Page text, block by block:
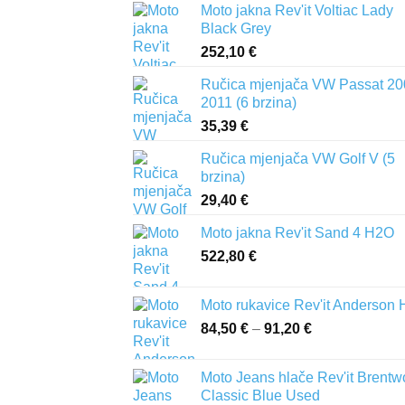
Moto jakna Rev'it Voltiac Lady
Black Grey
252,10 €
Ručica mjenjača VW Passat
2011 (6 brzina)
35,39 €
Ručica mjenjača VW Golf V (5
brzina)
29,40 €
Moto jakna Rev'it Sand 4 H2O
522,80 €
Moto rukavice Rev'it Anderson
84,50 € – 91,20 €
84,50 €
Moto Jeans hlače Rev'it
Classic Blue Used